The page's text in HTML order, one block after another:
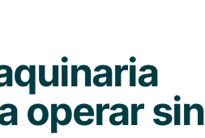
operar sin